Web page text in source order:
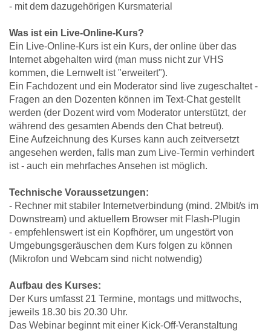
- mit dem dazugehörigen Kursmaterial
Was ist ein Live-Online-Kurs?
Ein Live-Online-Kurs ist ein Kurs, der online über das
Internet abgehalten wird (man muss nicht zur VHS
kommen, die Lernwelt ist "erweitert").
Ein Fachdozent und ein Moderator sind live zugeschaltet -
Fragen an den Dozenten können im Text-Chat gestellt
werden (der Dozent wird vom Moderator unterstützt, der
während des gesamten Abends den Chat betreut).
Eine Aufzeichnung des Kurses kann auch zeitversetzt
angesehen werden, falls man zum Live-Termin verhindert
ist - auch ein mehrfaches Ansehen ist möglich.
Technische Voraussetzungen:
- Rechner mit stabiler Internetverbindung (mind. 2Mbit/s im
Downstream) und aktuellem Browser mit Flash-Plugin
- empfehlenswert ist ein Kopfhörer, um ungestört von
Umgebungsgeräuschen dem Kurs folgen zu können
(Mikrofon und Webcam sind nicht notwendig)
Aufbau des Kurses:
Der Kurs umfasst 21 Termine, montags und mittwochs,
jeweils 18.30 bis 20.30 Uhr.
Das Webinar beginnt mit einer Kick-Off-Veranstaltung